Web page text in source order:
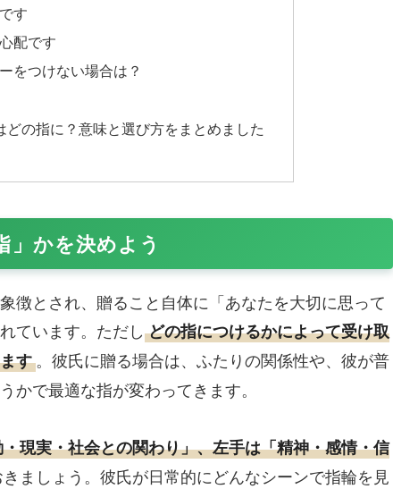
す
配です
をつけない場合は？
の指に？意味と選び方をまとめました
」かを決めよう
徴とされ、贈ること自体に「あなたを大切に思って
ています。ただし どの指につけるかによって受け取
す 。彼氏に贈る場合は、ふたりの関係性や、彼が普
かで最適な指が変わってきます。
現実・社会との関わり」、左手は「精神・感情・信
ましょう。彼氏が日常的にどんなシーンで指輪を見